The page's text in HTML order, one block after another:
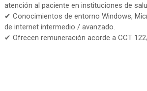
atención al paciente en instituciones de
✔ Conocimientos de entorno Windows,
de internet intermedio / avanzado.
✔ Ofrecen remuneración acorde a CCT